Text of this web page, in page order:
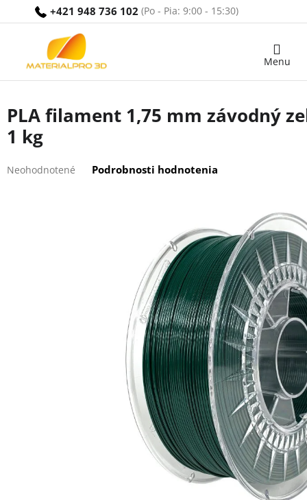
+421 948 736 102
Nákupný
PLA filament 1,75 mm závodný
1 kg
hodnotenie
Neohodnotené Podrobnosti hodnotenia